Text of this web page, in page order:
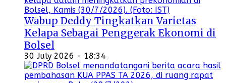
Wabup Deddy Tingkatkan Varietas
Kelapa Sebagai Penggerak Ekonomi di
Bolsel
30 July 2026 - 18:34